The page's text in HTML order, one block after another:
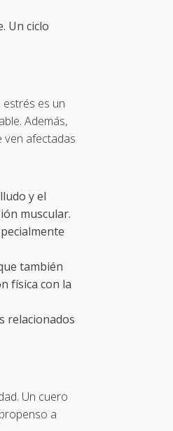
Un ciclo
es un
Además,
ven afectadas
y el
muscular.
también
física con la
relacionados
Un cuero
a